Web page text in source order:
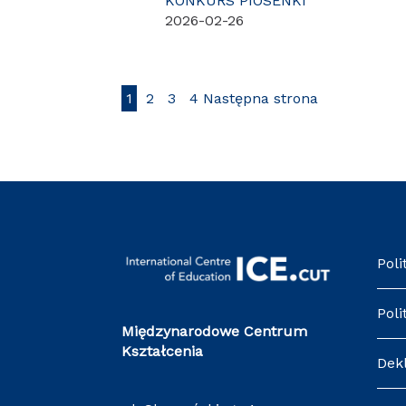
2026-02-26
1 2 3 4 Następna strona
Międzynarodowe Centrum
Kształcenia